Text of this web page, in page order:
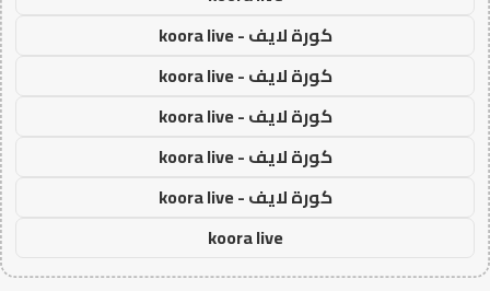
كورة لايف - koora live
كورة لايف - koora live
كورة لايف - koora live
كورة لايف - koora live
كورة لايف - koora live
koora live